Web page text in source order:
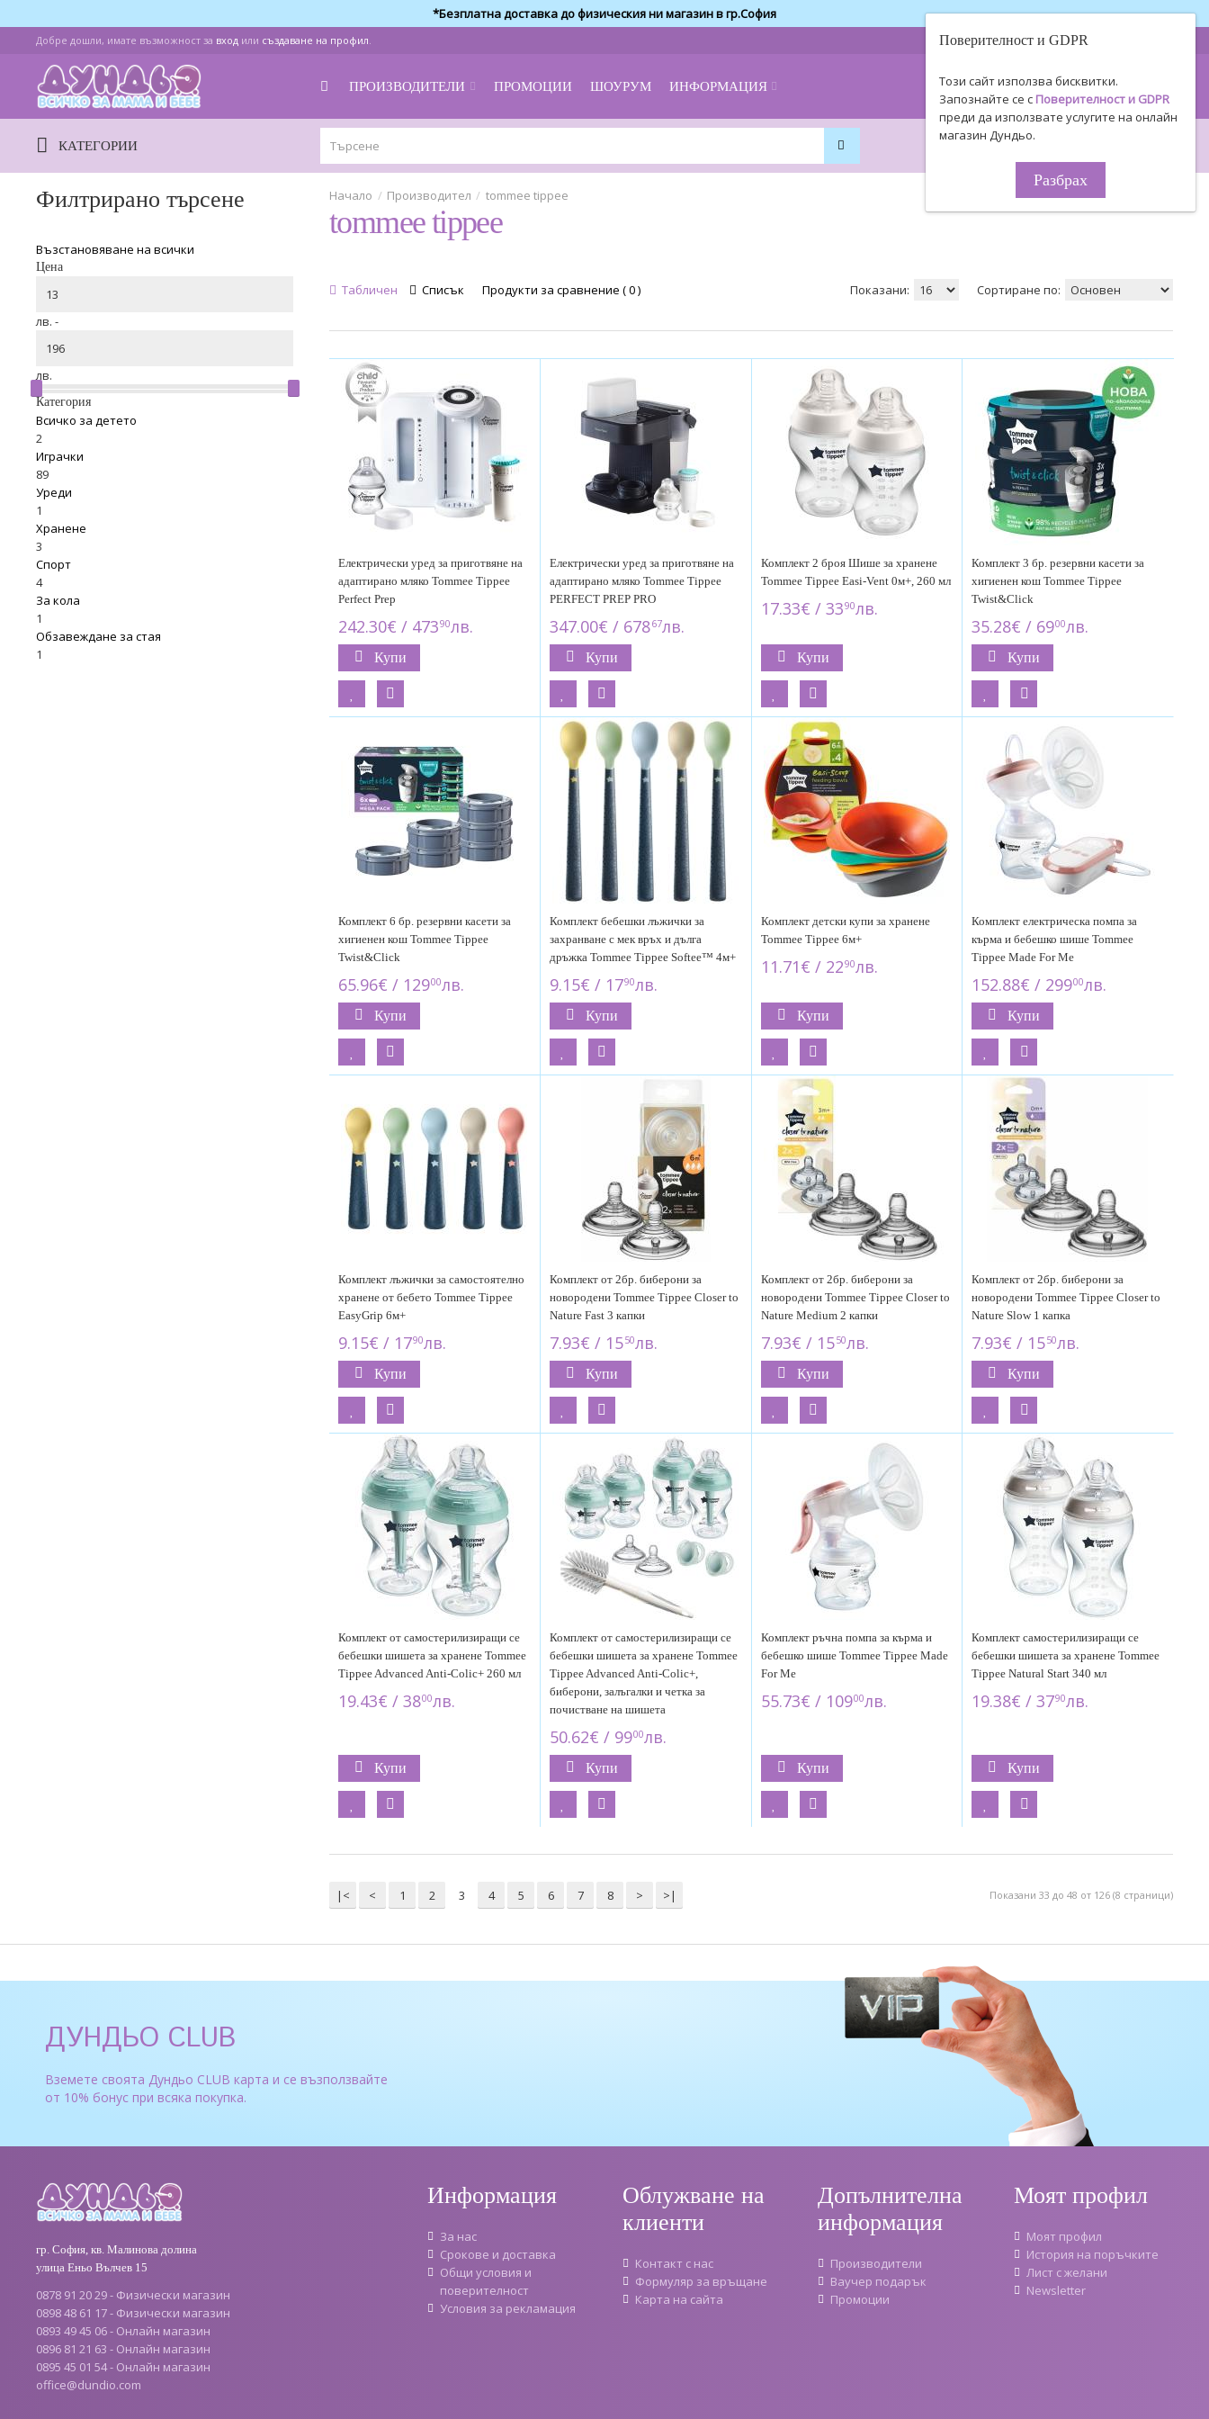
Поверителност и GDPR
Този сайт използва бисквитки.
Запознайте се с Поверителност и GDPR
преди да използвате услугите на онлайн
магазин Дундьо.
Разбрах
*Безплатна доставка до физическия ни магазин в гр.София
Добре дошли, имате възможност за вход или създаване на профил.
ПРОИЗВОДИТЕЛИ ПРОМОЦИИ ШОУРУМ ИНФОРМАЦИЯ
0893 494 506
0895 450 154 за поръчки!
КАТЕГОРИИ
0
Производител tommee tippee
tommee tippee
Табличен Списък Продукти за сравнение ( 0 ) Показани: Сортиране по:
Електрически уред за приготвяне на
адаптирано мляко Tommee Tippee
Perfect Prep
242.30€ / 47390лв.
Купи
Електрически уред за приготвяне на
адаптирано мляко Tommee Tippee
PERFECT PREP PRO
347.00€ / 67867лв.
Купи
Комплект 2 броя Шише за хранене
Tommee Tippee Easi-Vent 0м+, 260 мл
17.33€ / 3390лв.
Купи
Комплект 3 бр. резервни касети за
хигиенен кош Tommee Tippee
Twist&Click
35.28€ / 6900лв.
Купи
Комплект 6 бр. резервни касети за
хигиенен кош Tommee Tippee
Twist&Click
65.96€ / 12900лв.
Купи
Комплект бебешки лъжички за
захранване с мек връх и дълга
дръжка Tommee Tippee Softee™ 4м+
9.15€ / 1790лв.
Купи
Комплект детски купи за хранене
Tommee Tippee 6м+
11.71€ / 2290лв.
Купи
Комплект електрическа помпа за
кърма и бебешко шише Tommee
Tippee Made For Me
152.88€ / 29900лв.
Купи
Комплект лъжички за самостоятелно
хранене от бебето Tommee Tippee
EasyGrip 6м+
9.15€ / 1790лв.
Купи
Комплект от 2бр. биберони за
новородени Tommee Tippee Closer to
Nature Fast 3 капки
7.93€ / 1550лв.
Купи
Комплект от 2бр. биберони за
новородени Tommee Tippee Closer to
Nature Medium 2 капки
7.93€ / 1550лв.
Купи
Комплект от 2бр. биберони за
новородени Tommee Tippee Closer to
Nature Slow 1 капка
7.93€ / 1550лв.
Купи
Комплект от самостерилизиращи се
бебешки шишета за хранене Tommee
Tippee Advanced Anti-Colic+ 260 мл
19.43€ / 3800лв.
Купи
Комплект от самостерилизиращи се
бебешки шишета за хранене Tommee
Tippee Advanced Anti-Colic+,
биберони, залъгалки и четка за
почистване на шишета
50.62€ / 9900лв.
Купи
Комплект ръчна помпа за кърма и
бебешко шише Tommee Tippee Made
For Me
55.73€ / 10900лв.
Купи
Комплект самостерилизиращи се
бебешки шишета за хранене Tommee
Tippee Natural Start 340 мл
19.38€ / 3790лв.
Купи
|< < 1 2 3 4 5 6 7 8 > >| Показани 33 до 48 от 126 (8 страници)
Филтрирано търсене
Възстановяване на всички
Цена
лв. -
лв.
Категория
Всичко за детето
2
Играчки
89
Уреди
1
Хранене
3
Спорт
4
За кола
1
Обзавеждане за стая
1
ДУНДЬО CLUB
Вземете своята Дундьо CLUB карта и се възползвайте
от 10% бонус при всяка покупка.
гр. София, кв. Малинова долина
улица Еньо Вълчев 15
0878 91 20 29 - Физически магазин
0898 48 61 17 - Физически магазин
0893 49 45 06 - Онлайн магазин
0896 81 21 63 - Онлайн магазин
0895 45 01 54 - Онлайн магазин
office@dundio.com
Информация
За нас
Срокове и доставка
Oбщи условия и
поверителност
Условия за рекламация
Облужване на
клиенти
Контакт с нас
Формуляр за връщане
Карта на сайта
Допълнителна
информация
Производители
Ваучер подарък
Промоции
Моят профил
Моят профил
История на поръчките
Лист с желани
Newsletter